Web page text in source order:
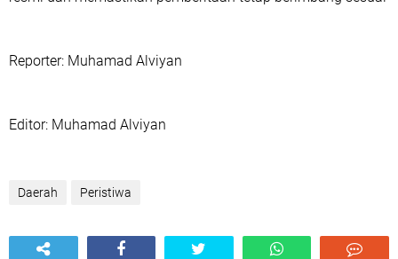
‎Reporter: Muhamad Alviyan
‎Editor: Muhamad Alviyan
Daerah Peristiwa